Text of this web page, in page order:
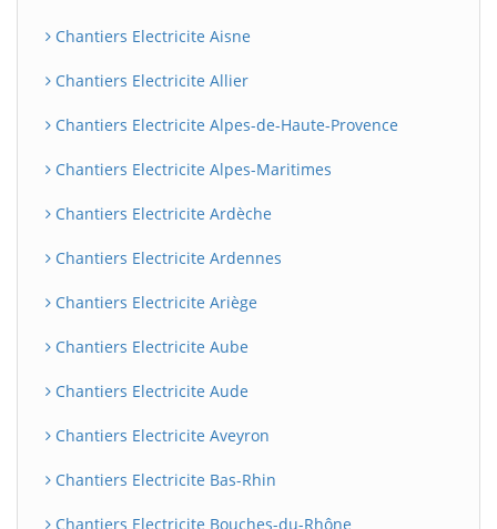
Chantiers Electricite Aisne
Chantiers Electricite Allier
Chantiers Electricite Alpes-de-Haute-Provence
Chantiers Electricite Alpes-Maritimes
Chantiers Electricite Ardèche
Chantiers Electricite Ardennes
Chantiers Electricite Ariège
Chantiers Electricite Aube
Chantiers Electricite Aude
Chantiers Electricite Aveyron
Chantiers Electricite Bas-Rhin
Chantiers Electricite Bouches-du-Rhône